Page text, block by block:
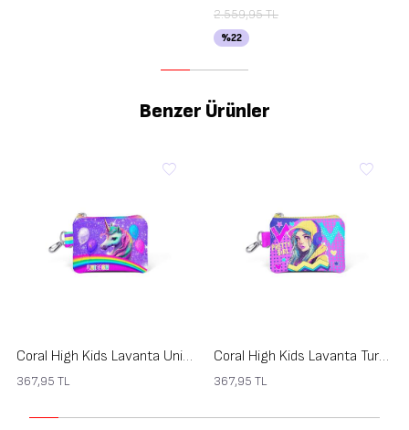
2.559,95TL
%22
Benzer Ürünler
Coral High Kids Lavanta Unicorn Desenli Bozuk Para Çantası 21922
367,95 TL
Coral High Kids Lavanta Turkuaz Kulaklıklı Kız Desenli Bozuk Para Çantası 21920
367,95 TL